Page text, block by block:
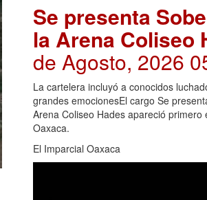
Se presenta
la Arena Coliseo
de Agosto, 2026
La cartelera incluyó a conocidos
grandes emocionesEl cargo Se
Arena Coliseo Hades apareció primero
Oaxaca.
El Imparcial Oaxaca